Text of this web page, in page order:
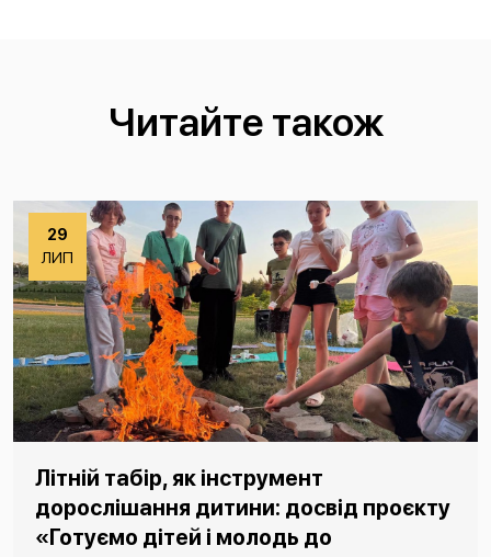
Читайте також
29
ЛИП
Літній табір, як інструмент
дорослішання дитини: досвід проєкту
«Готуємо дітей і молодь до